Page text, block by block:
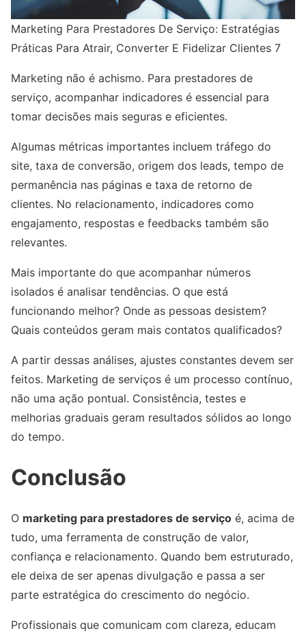
Marketing Para Prestadores De Serviço: Estratégias
Práticas Para Atrair, Converter E Fidelizar Clientes 7
Marketing não é achismo. Para prestadores de
serviço, acompanhar indicadores é essencial para
tomar decisões mais seguras e eficientes.
Algumas métricas importantes incluem tráfego do
site, taxa de conversão, origem dos leads, tempo de
permanência nas páginas e taxa de retorno de
clientes. No relacionamento, indicadores como
engajamento, respostas e feedbacks também são
relevantes.
Mais importante do que acompanhar números
isolados é analisar tendências. O que está
funcionando melhor? Onde as pessoas desistem?
Quais conteúdos geram mais contatos qualificados?
A partir dessas análises, ajustes constantes devem ser
feitos. Marketing de serviços é um processo contínuo,
não uma ação pontual. Consistência, testes e
melhorias graduais geram resultados sólidos ao longo
do tempo.
Conclusão
O marketing para prestadores de serviço é, acima de
tudo, uma ferramenta de construção de valor,
confiança e relacionamento. Quando bem estruturado,
ele deixa de ser apenas divulgação e passa a ser
parte estratégica do crescimento do negócio.
Profissionais que comunicam com clareza, educam